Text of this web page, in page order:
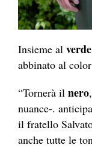
Insieme al verde
abbinato al
“Tornerà il nero
nuance-.
il fratello
anche tutte le